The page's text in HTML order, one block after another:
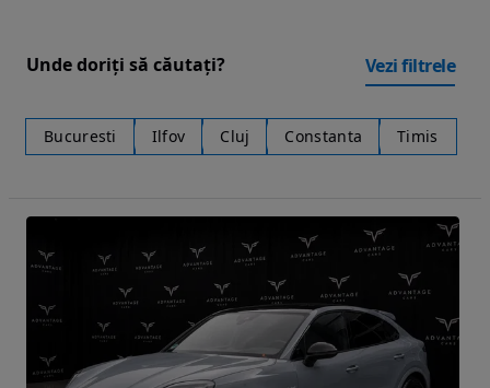
Unde doriți să căutați? Vezi filtrele
Bucuresti Ilfov Cluj Constanta Timis